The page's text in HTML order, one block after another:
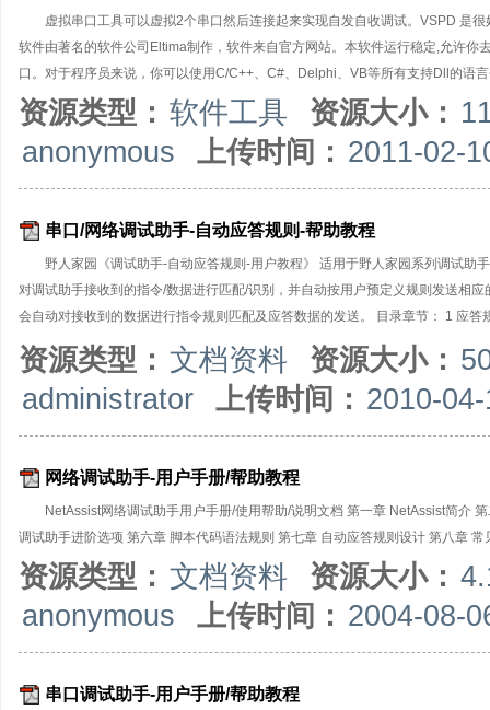
虚拟串口工具可以虚拟2个串口然后连接起来实现自发自收调试。VSPD 是
软件由著名的软件公司Eltima制作，软件来自官方网站。本软件运行稳定,允许
口。对于程序员来说，你可以使用C/C++、C#、Delphi、VB等所有支持Dll的语
资源类型： 软件工具 资源大小：
anonymous
上传时间： 2011-02-
串口/网络调试助手-自动应答规则-帮助教程
野人家园《调试助手-自动应答规则-用户教程》 适用于野人家园系列调试助
对调试助手接收到的指令/数据进行匹配/识别，并自动按用户预定义规则发送相
会自动对接收到的数据进行指令规则匹配及应答数据的发送。 目录章节： 1 应
函数详解 7 应答规则设计实例 ●在线帮助文档： 《野人家园-自动应答规则-在
资源类型： 文档资料 资源大小：
administrator
上传时间： 2010-
网络调试助手-用户手册/帮助教程
NetAssist网络调试助手用户手册/使用帮助/说明文档 第一章 NetAssist简介
调试助手进阶选项 第六章 脚本代码语法规则 第七章 自动应答规则设计 第八章 常
资源类型： 文档资料 资源大小：
anonymous
上传时间： 2004-08-
串口调试助手-用户手册/帮助教程